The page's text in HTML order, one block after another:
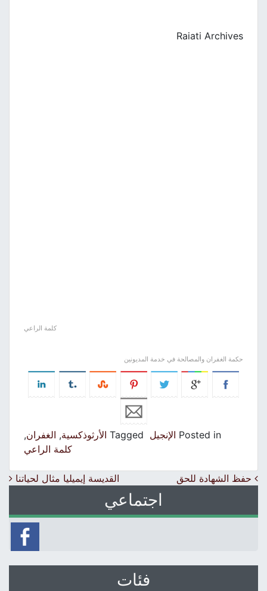
Raiati Archives
كلمة الراعي
حكمة الغفران والمصالحة في خدمة المديونين
Posted in الإنجيل Tagged الأرثوذكسية,الغفران ,
كلمة الراعي
Post navigation
حفظ الشهادة للحق القديسة إيميليا مثال لحياتنا
اجتماعي
فئات